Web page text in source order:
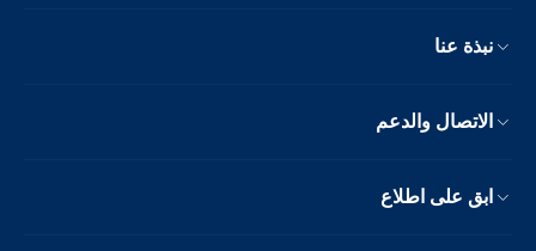
نبذة عنا
الاتصال والدعم
ابق على اطلاع